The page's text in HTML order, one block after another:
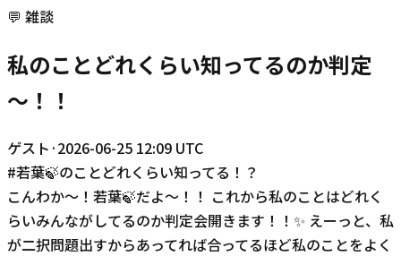
💬 雑談
私のことどれくらい知ってるのか判定
～！！
ゲスト ·2026-06-25 12:09 UTC
#若葉🍃のことどれくらい知ってる！？
こんわか～！若葉🍃だよ～！！ これから私のことはどれく
らいみんながしてるのか判定会開きます！！✨ えーっと、私
が二択問題出すからあってれば合ってるほど私のことをよく